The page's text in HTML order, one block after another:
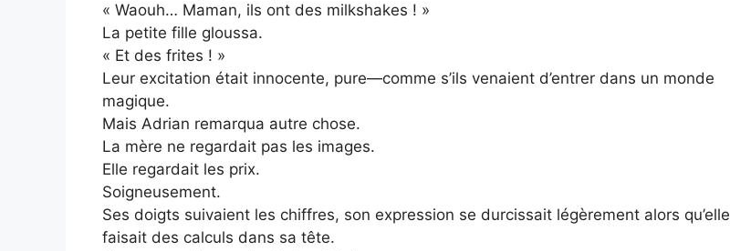
« Waouh… Maman, ils ont des milkshakes ! »
La petite fille gloussa.
« Et des frites ! »
Leur excitation était innocente, pure—comme s’ils venaient d’entrer dans un monde
magique.
Mais Adrian remarqua autre chose.
La mère ne regardait pas les images.
Elle regardait les prix.
Soigneusement.
Ses doigts suivaient les chiffres, son expression se durcissait légèrement alors qu’elle
faisait des calculs dans sa tête.